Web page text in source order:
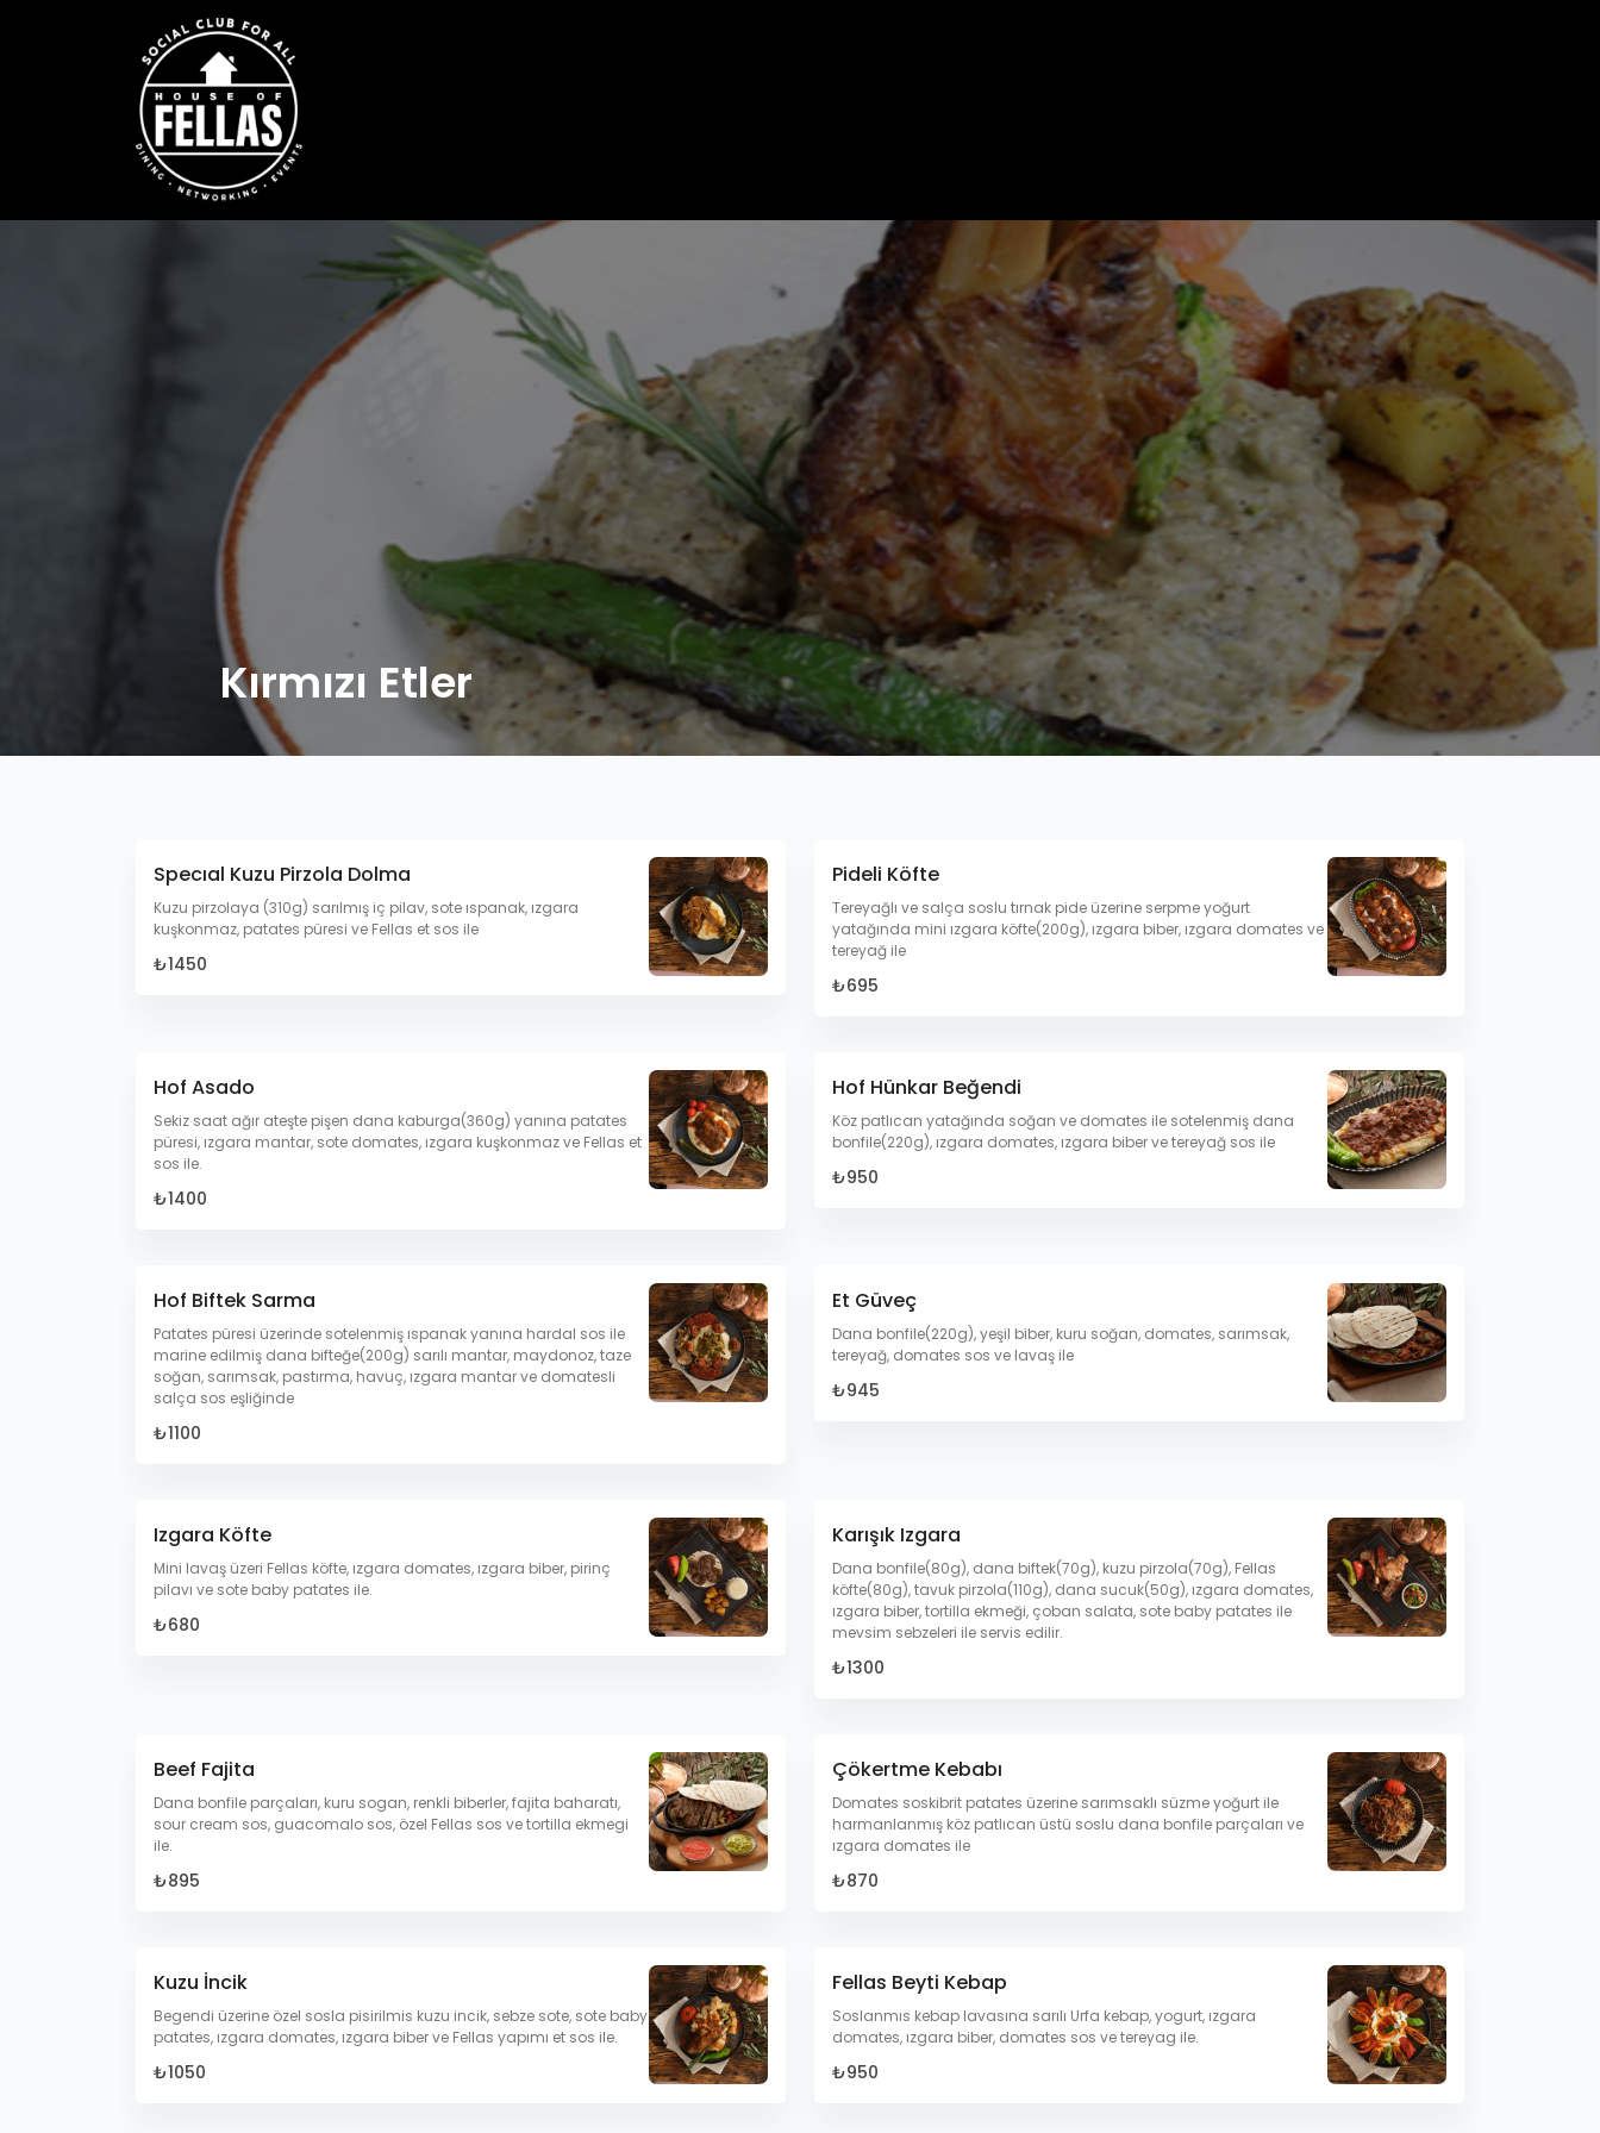
Kırmızı Etler
Specıal Kuzu Pirzola Dolma
Kuzu pirzolaya (310g) sarılmış iç pilav, sote ıspanak, ızgara
kuşkonmaz, patates püresi ve Fellas et sos ile
₺1450
Pideli Köfte
Tereyağlı ve salça soslu tırnak pide üzerine serpme yoğurt
yatağında mini ızgara köfte(200g), ızgara biber, ızgara domates ve
tereyağ ile
₺695
Hof Asado
Sekiz saat ağır ateşte pişen dana kaburga(360g) yanına patates
püresi, ızgara mantar, sote domates, ızgara kuşkonmaz ve Fellas et
sos ile.
₺1400
Hof Hünkar Beğendi
Köz patlıcan yatağında soğan ve domates ile sotelenmiş dana
bonfile(220g), ızgara domates, ızgara biber ve tereyağ sos ile
₺950
Hof Biftek Sarma
Patates püresi üzerinde sotelenmiş ıspanak yanına hardal sos ile
marine edilmiş dana bifteğe(200g) sarılı mantar, maydonoz, taze
soğan, sarımsak, pastırma, havuç, ızgara mantar ve domatesli
salça sos eşliğinde
₺1100
Et Güveç
Dana bonfile(220g), yeşil biber, kuru soğan, domates, sarımsak,
tereyağ, domates sos ve lavaş ile
₺945
Izgara Köfte
Mini lavaş üzeri Fellas köfte, ızgara domates, ızgara biber, pirinç
pilavı ve sote baby patates ile.
₺680
Karışık Izgara
Dana bonfile(80g), dana biftek(70g), kuzu pirzola(70g), Fellas
köfte(80g), tavuk pirzola(110g), dana sucuk(50g), ızgara domates,
ızgara biber, tortilla ekmeği, çoban salata, sote baby patates ile
mevsim sebzeleri ile servis edilir.
₺1300
Beef Fajita
Dana bonfile parçaları, kuru sogan, renkli biberler, fajita baharatı,
sour cream sos, guacomalo sos, özel Fellas sos ve tortilla ekmegi
ile.
₺895
Çökertme Kebabı
Domates soskibrit patates üzerine sarımsaklı süzme yoğurt ile
harmanlanmış köz patlıcan üstü soslu dana bonfile parçaları ve
ızgara domates ile
₺870
Kuzu İncik
Begendi üzerine özel sosla pisirilmis kuzu incik, sebze sote, sote baby
patates, ızgara domates, ızgara biber ve Fellas yapımı et sos ile.
₺1050
Fellas Beyti Kebap
Soslanmıs kebap lavasına sarılı Urfa kebap, yogurt, ızgara
domates, ızgara biber, domates sos ve tereyag ile.
₺950